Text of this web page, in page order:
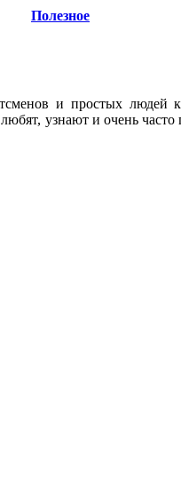
Полезное
и простых людей
узнают и очень